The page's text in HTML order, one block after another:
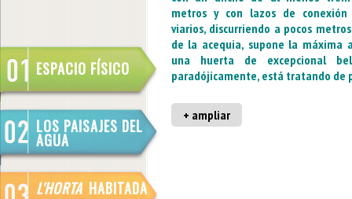
ESPACIO FÍSICO
LOS PAISAJES DEL
AGUA
L'HORTA HABITADA
metros y con lazos de conexión
viarios, discurriendo a pocos metros
de la acequia, supone la máxima
una huerta
de excepcional
paradójicamente, está tratando de
+ ampliar